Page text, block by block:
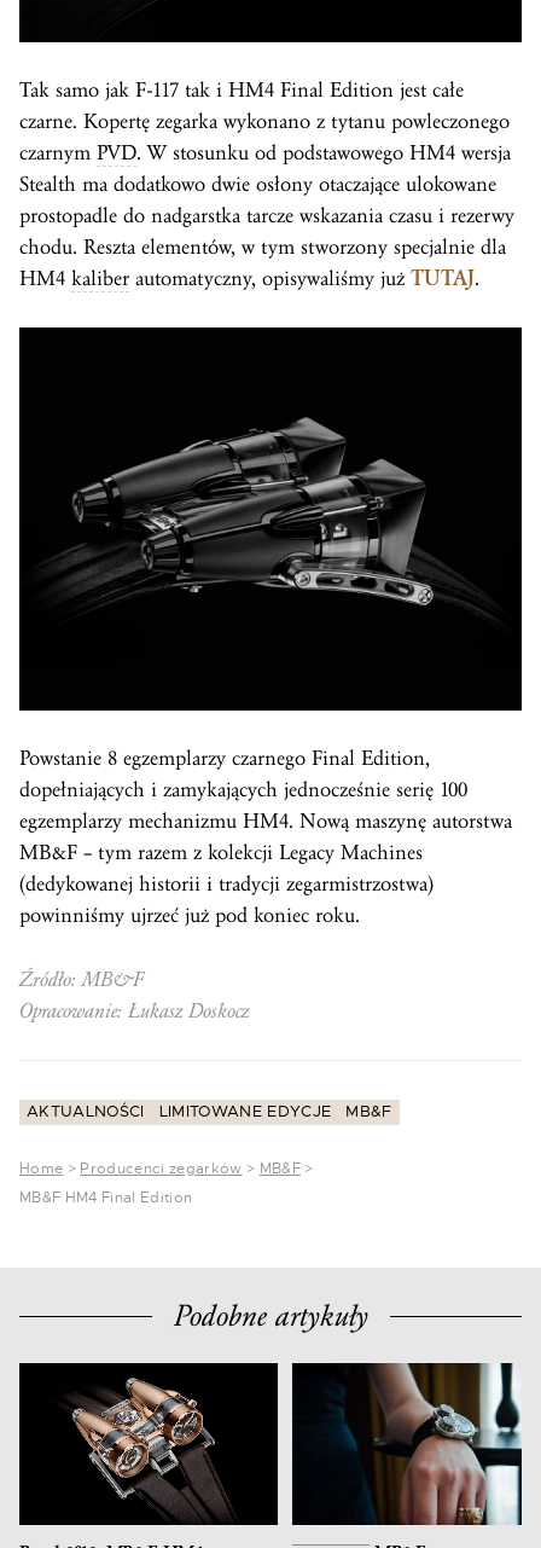
Tak samo jak F-117 tak i HM4 Final Edition jest całe
czarne. Kopertę zegarka wykonano z tytanu powleczonego
czarnym PVD. W stosunku od podstawowego HM4 wersja
Stealth ma dodatkowo dwie osłony otaczające ulokowane
prostopadle do nadgarstka tarcze wskazania czasu i rezerwy
chodu. Reszta elementów, w tym stworzony specjalnie dla
HM4 kaliber automatyczny, opisywaliśmy już TUTAJ.
Powstanie 8 egzemplarzy czarnego Final Edition,
dopełniających i zamykających jednocześnie serię 100
egzemplarzy mechanizmu HM4. Nową maszynę autorstwa
MB&F – tym razem z kolekcji Legacy Machines
(dedykowanej historii i tradycji zegarmistrzostwa)
powinniśmy ujrzeć już pod koniec roku.
Źródło: MB&F
Opracowanie: Łukasz Doskocz
AKTUALNOŚCI LIMITOWANE EDYCJE MB&F
Home > Producenci zegarków > MB&F>
MB&F HM4 Final Edition
Podobne artykuły